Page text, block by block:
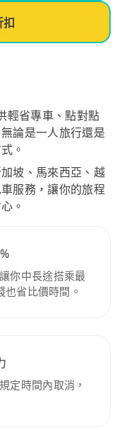
扣
輕省專車、點對點
論是一人旅行還是
。
坡、馬來西亞、越
服務，讓你的旅程
。
你中長途搭乘最
省比價時間。
定時間內取消，